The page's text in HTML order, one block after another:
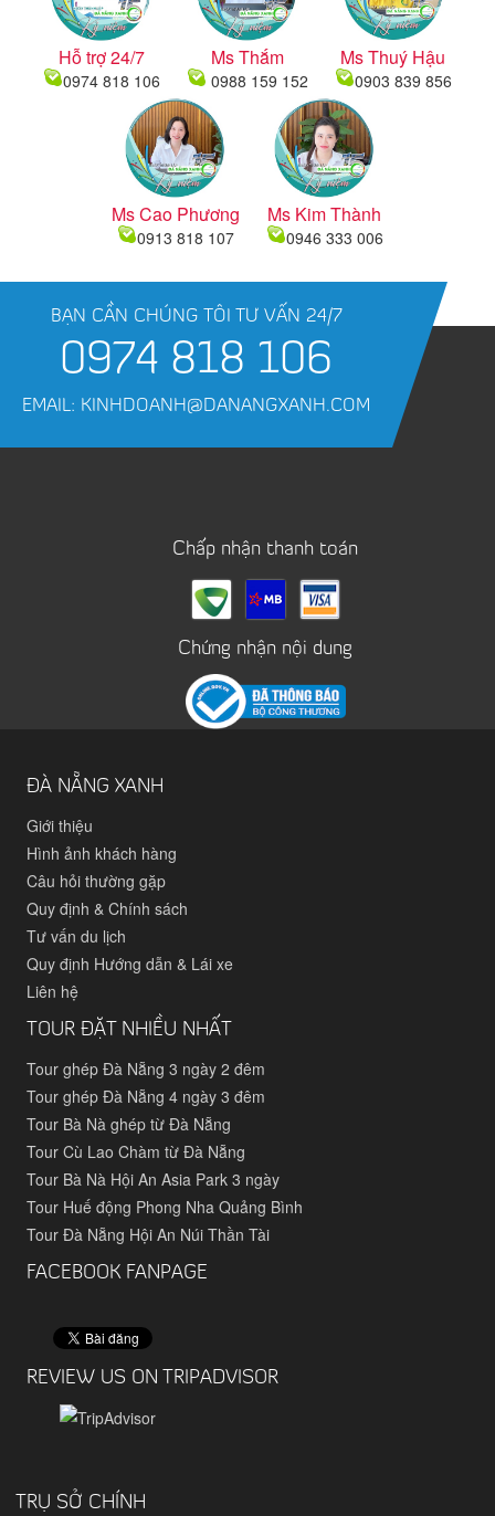
Hỗ trợ 24/7
0974 818 106
Ms Thắm
0988 159 152
Ms Thuý Hậu
0903 839 856
Ms Cao Phương
0913 818 107
Ms Kim Thành
0946 333 006
BẠN CẦN CHÚNG TÔI TƯ VẤN 24/7
0974 818 106
EMAIL: KINHDOANH@DANANGXANH.COM
Chấp nhận thanh toán
Chứng nhận nội dung
ĐÀ NẴNG XANH
Giới thiệu
Hình ảnh khách hàng
Câu hỏi thường gặp
Quy định & Chính sách
Tư vấn du lịch
Quy định Hướng dẫn & Lái xe
Liên hệ
TOUR ĐẶT NHIỀU NHẤT
Tour ghép Đà Nẵng 3 ngày 2 đêm
Tour ghép Đà Nẵng 4 ngày 3 đêm
Tour Bà Nà ghép từ Đà Nẵng
Tour Cù Lao Chàm từ Đà Nẵng
Tour Bà Nà Hội An Asia Park 3 ngày
Tour Huế động Phong Nha Quảng Bình
Tour Đà Nẵng Hội An Núi Thần Tài
FACEBOOK FANPAGE
REVIEW US ON TRIPADVISOR
TRỤ SỞ CHÍNH